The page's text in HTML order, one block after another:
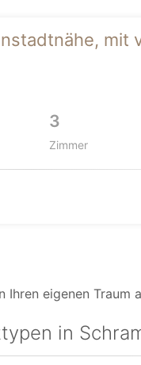
mit
3
Zimmer
Ihren eigenen Traum
in